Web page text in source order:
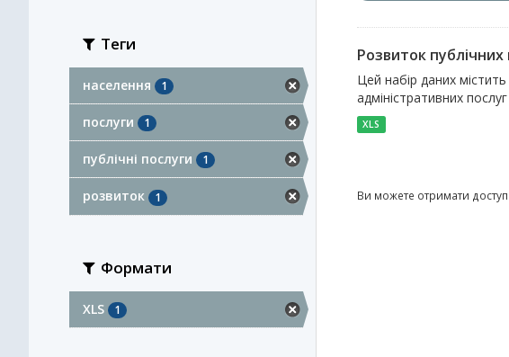
Теги
населення 1
послуги 1
публічні послуги 1
розвиток 1
Формати
XLS 1
Розвиток
Цей набір даних
адміністративних
XLS
Ви можете отримати